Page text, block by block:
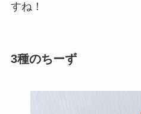
すね！
3種のちーず